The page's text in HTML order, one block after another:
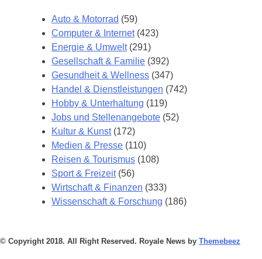
Auto & Motorrad (59)
Computer & Internet(423)
Energie & Umwelt(291)
Gesellschaft & Familie (392)
Gesundheit & Wellness (347)
Handel & Dienstleistungen (742)
Hobby & Unterhaltung (119)
Jobs und Stellenangebote (52)
Kultur & Kunst(172)
Medien & Presse (110)
Reisen & Tourismus (108)
Sport & Freizeit(56)
Wirtschaft & Finanzen (333)
Wissenschaft & Forschung (186)
© Copyright 2018. All Right Reserved. Royale News by Themebeez